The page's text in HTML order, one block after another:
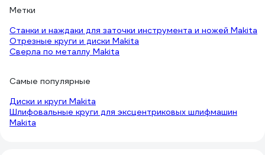
Метки
Станки и наждаки для заточки инструмента и ножей Makita
Отрезные круги и диски Makita
Сверла по металлу Makita
Самые популярные
Диски и круги Makita
Шлифовальные круги для эксцентриковых шлифмашин
Makita